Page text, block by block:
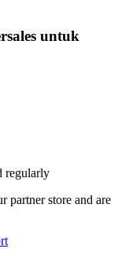
untuk
regularly
partner store and are